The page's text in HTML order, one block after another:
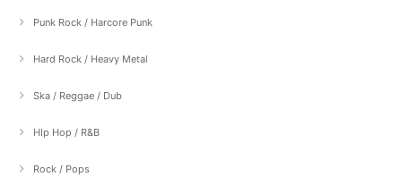
Punk Rock / Harcore Punk
Hard Rock / Heavy Metal
Ska / Reggae / Dub
HIp Hop / R&B
Rock / Pops